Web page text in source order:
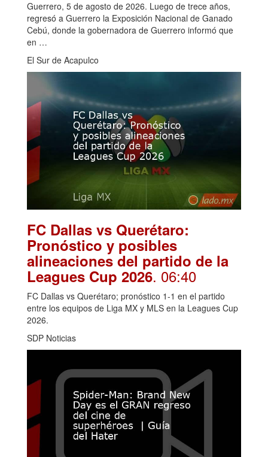
Guerrero, 5 de agosto de 2026. Luego de trece años,
regresó a Guerrero la Exposición Nacional de Ganado
Cebú, donde la gobernadora de Guerrero informó que
en …
El Sur de Acapulco
FC Dallas vs Querétaro:
Pronóstico y posibles
alineaciones del partido de la
Leagues Cup 2026. 06:40
FC Dallas vs Querétaro; pronóstico 1-1 en el partido
entre los equipos de Liga MX y MLS en la Leagues Cup
2026.
SDP Noticias